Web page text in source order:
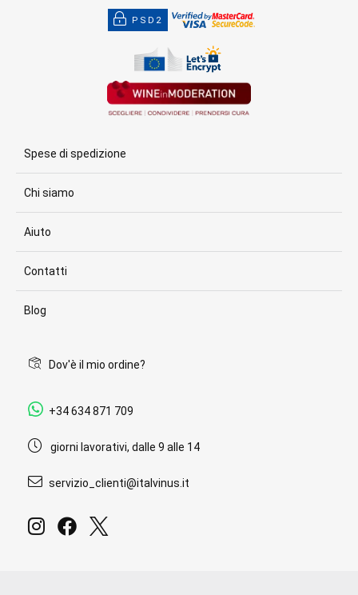
PSD2
Spese di spedizione
Chi siamo
Aiuto
Contatti
Blog
Dov'è il mio ordine?
+34 634 871 709
giorni lavorativi, dalle 9 alle 14
servizio_clienti@italvinus.it